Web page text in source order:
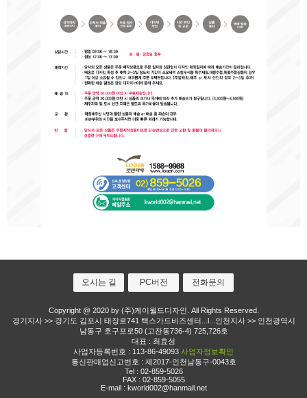
오시는 길 PC버전 전화문의
Copyright @ 2020 by (주)케이월드디자인. All Rights Reserved.
경기지사 >> 경기도 김포시 태장로741 택스가드비즈센터...l...인천지사 >> 인천광역시
남동구 호구포로50 (고잔동736-4) 725,726호
대표 : 최효성
사업자등록번호 : 113-86-49093 사업자정보확인
통신판매업신고번호 : 제2017-인천남동구-0043호
Tel : 02-859-5026
FAX : 02-859-5055
E-mail : kworld002@hanmail.net